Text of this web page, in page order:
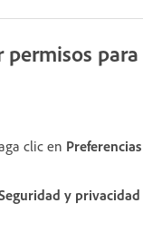
permisos
clic en
y privacidad